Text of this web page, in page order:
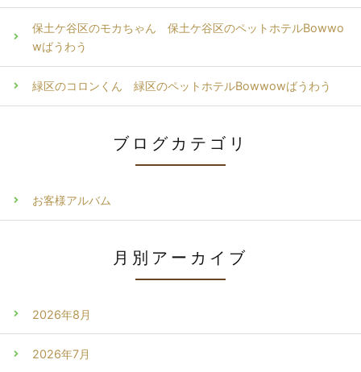
保土ケ谷区のモカちゃん 保土ケ谷区のペットホテルBowwo
wばうわう
緑区のコロンくん 緑区のペットホテルBowwowばうわう
ブログカテゴリ
お客様アルバム
月別アーカイブ
2026年8月
2026年7月